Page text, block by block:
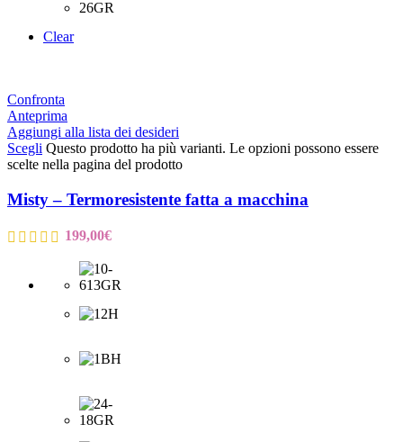
Clear
Confronta
Anteprima
Aggiungi alla lista dei desideri
Scegli Questo prodotto ha più varianti. Le opzioni possono essere
scelte nella pagina del prodotto
Misty – Termoresistente fatta a macchina
199,00€